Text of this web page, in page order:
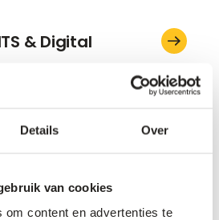
Details Over
van cookies
om content en advertenties te
& Digital